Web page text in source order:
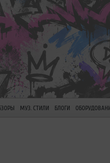
МУЗ. СТИЛИ БЛОГИ